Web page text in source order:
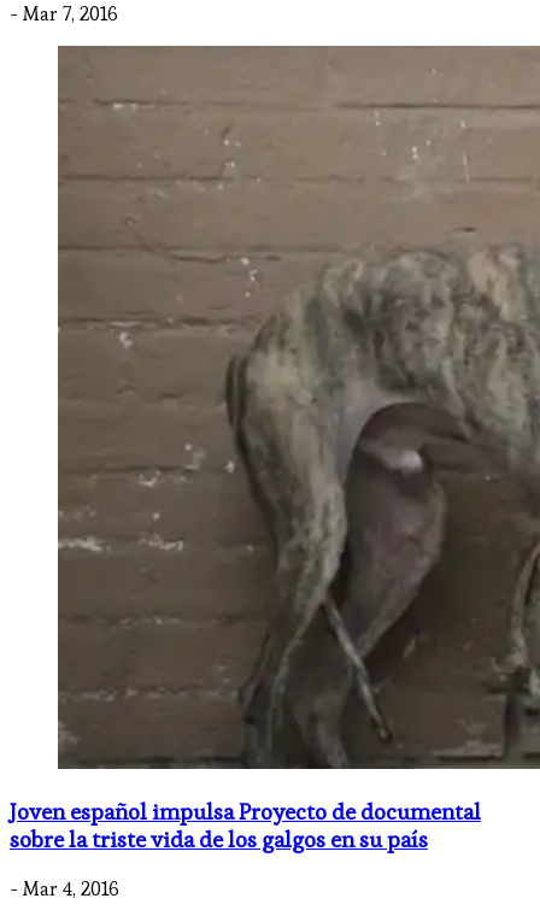
- Mar 7, 2016
Joven español impulsa Proyecto de documental
sobre la triste vida de los galgos en su país
- Mar 4, 2016